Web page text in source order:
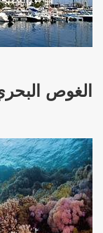
الغوص